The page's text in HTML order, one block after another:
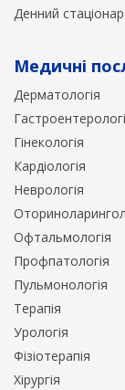
Денний стаціонар
Медичні
Дерматологія
Гінекологія
Кардіологія
Неврологія
Офтальмологія
Профпатологія
Пульмонологія
Терапія
Урологія
Фізіотерапія
Хірургія